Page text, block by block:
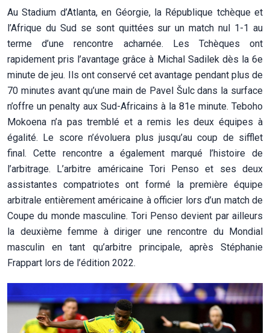
Au Stadium d’Atlanta, en Géorgie, la République tchèque et
l’Afrique du Sud se sont quittées sur un match nul 1-1 au
terme d’une rencontre acharnée. Les Tchèques ont
rapidement pris l’avantage grâce à Michal Sadilek dès la 6e
minute de jeu. Ils ont conservé cet avantage pendant plus de
70 minutes avant qu’une main de Pavel Šulc dans la surface
n’offre un penalty aux Sud-Africains à la 81e minute. Teboho
Mokoena n’a pas tremblé et a remis les deux équipes à
égalité. Le score n’évoluera plus jusqu’au coup de sifflet
final. Cette rencontre a également marqué l’histoire de
l’arbitrage. L’arbitre américaine Tori Penso et ses deux
assistantes compatriotes ont formé la première équipe
arbitrale entièrement américaine à officier lors d’un match de
Coupe du monde masculine. Tori Penso devient par ailleurs
la deuxième femme à diriger une rencontre du Mondial
masculin en tant qu’arbitre principale, après Stéphanie
Frappart lors de l’édition 2022.